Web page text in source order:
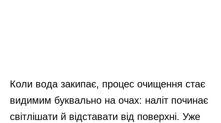
Коли вода закипає, процес очищення стає
видимим буквально на очах: наліт починає
світлішати й відставати від поверхні. Уже